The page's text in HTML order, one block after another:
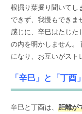
根掘り葉掘り聞いてし
できず、我慢もできま
感じに、辛巳はたじた
の内を明かしません。
になり、お互いがスト
「辛巳」と「丁酉
辛巳と丁酉は、距離が